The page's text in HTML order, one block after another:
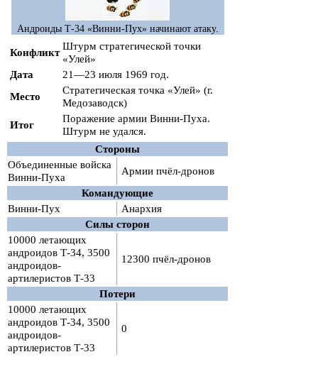
Андроиды Т-34 «Винни-Пух» начинают атаку.
Конфликт
Штурм стратегической точки
«Улей»
Дата
21—23 июля 1969 год.
Место
Стратегическая точка «Улей» (г.
Медозаводск)
Итог
Поражение армии Винни-Пуха.
Штурм не удался.
Стороны
Объединенные войска
Винни-Пуха
Армии пчëл-дронов
Командующие
Винни-Пух
Анархия
Силы сторон
10000 летающих
андроидов Т-34, 3500
андроидов-
артилеристов Т-33
12300 пчёл-дронов
Потери
10000 летающих
андроидов Т-34, 3500
андроидов-
артилеристов Т-33
0